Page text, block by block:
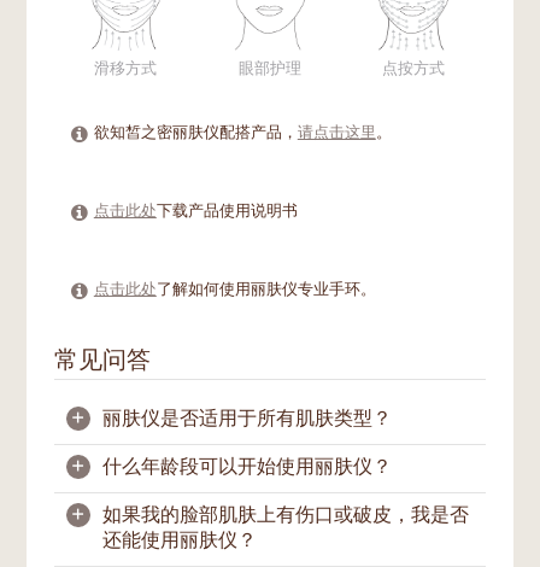
滑移方式 眼部护理 点按方式
欲知皙之密丽肤仪配搭产品， 请点击这里 。
点击此处 下载产品使用说明书
点击此处 了解如何使用丽肤仪专业手环。
常见问答
+ 丽肤仪是否适用于所有肌肤类型？
丽肤仪适用于大多数肌肤类型。使用前，请确
保您的护肤品适用于您的肌肤，同时也请选择
适当的滑移方式。您可以根据“皙之密日常肌
肤护理程序”选择皙之密产品，并与丽肤仪搭
+ 什么年龄段可以开始使用丽肤仪？
一旦进入青春期，就可以开始使用丽肤仪了。
很多人在青春期都有油脂分泌过于旺盛、毛孔
+
如果我的脸部肌肤上有伤口或破皮，我是否
还能使用丽肤仪？